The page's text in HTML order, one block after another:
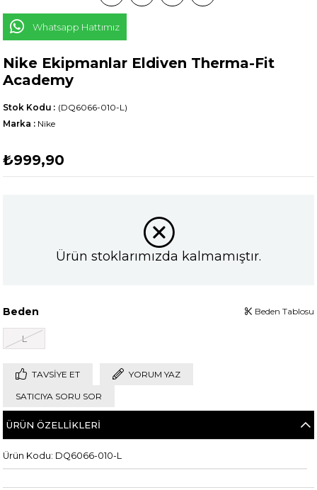
Whatsapp Hattımız
Nike Ekipmanlar Eldiven Therma-Fit
Academy
(DQ6066-010-L)
Stok Kodu
Marka : Nike
₺999,90
Ürün stoklarımızda kalmamıştır.
Beden
L
Beden Tablosu
TAVSIYE ET YORUM YAZ
SATICIYA SORU SOR
ÜRÜN ÖZELLIKLERI
Ürün Kodu: DQ6066-010-L